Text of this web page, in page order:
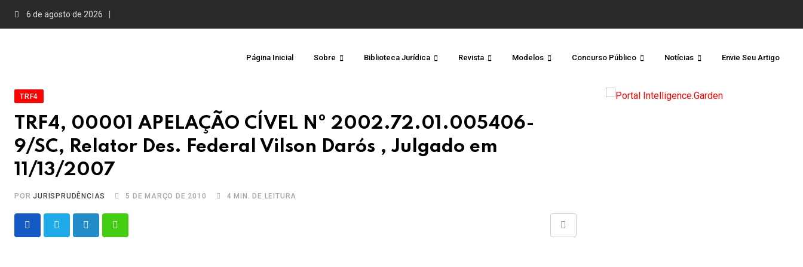
6 de agosto de 2026
Página Inicial Sobre Biblioteca Jurídica Revista Modelos Concurso Público Notícias Envie Seu Artigo
TRF4
TRF4, 00001 APELAÇÃO CÍVEL Nº 2002.72.01.005406-
9/SC, Relator Des. Federal Vilson Darós , Julgado em
11/13/2007
PORJURISPRUDÊNCIAS 5 DE MARÇO DE 2010 4 MIN. DE LEITURA
LinkedInWhatsapp
Share